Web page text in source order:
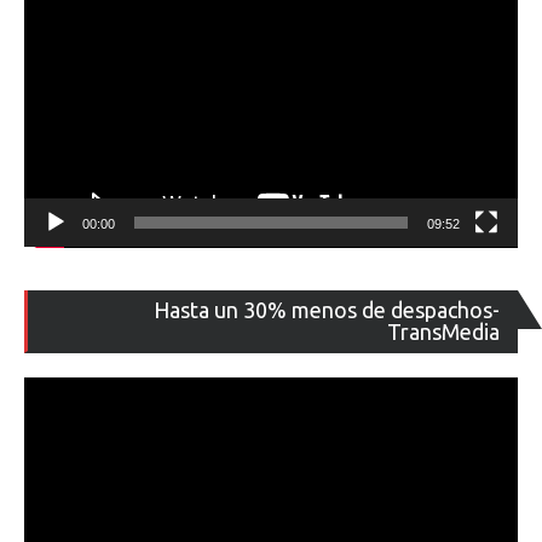
00:00 09:52
Hasta un 30% menos de despachos-
TransMedia
de